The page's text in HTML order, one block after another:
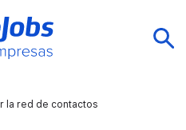
la red de contactos